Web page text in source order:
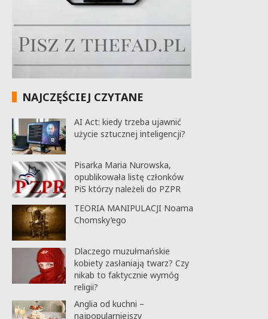
NAJCZĘŚCIEJ CZYTANE
AI Act: kiedy trzeba ujawnić
użycie sztucznej inteligencji?
Pisarka Maria Nurowska,
opublikowała listę członków
PiS którzy należeli do PZPR
TEORIA MANIPULACJI Noama
Chomsky’ego
Dlaczego muzułmańskie
kobiety zasłaniają twarz? Czy
nikab to faktycznie wymóg
religii?
Anglia od kuchni –
najpopularniejszy